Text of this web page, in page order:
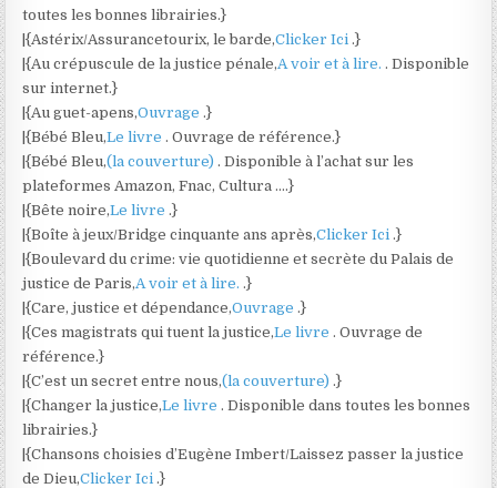
toutes les bonnes librairies.}
|{Astérix/Assurancetourix, le barde,Clicker Ici.}
|{Au crépuscule de la justice pénale,A voir et à lire.. Disponible
sur internet.}
|{Au guet-apens,Ouvrage.}
|{Bébé Bleu,Le livre. Ouvrage de référence.}
|{Bébé Bleu,(la couverture). Disponible à l’achat sur les
plateformes Amazon, Fnac, Cultura ….}
|{Bête noire,Le livre.}
|{Boîte à jeux/Bridge cinquante ans après,Clicker Ici.}
|{Boulevard du crime: vie quotidienne et secrète du Palais de
justice de Paris,A voir et à lire..}
|{Care, justice et dépendance,Ouvrage.}
|{Ces magistrats qui tuent la justice,Le livre. Ouvrage de
référence.}
|{C’est un secret entre nous,(la couverture).}
|{Changer la justice,Le livre. Disponible dans toutes les bonnes
librairies.}
|{Chansons choisies d’Eugène Imbert/Laissez passer la justice
de Dieu,Clicker Ici.}